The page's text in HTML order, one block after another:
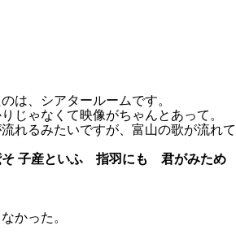
は、シアタールームです。
じゃなくて映像がちゃんとあって。
れるみたいですが、富山の歌が流れて
子産といふ 指羽にも 君がみため
かった。